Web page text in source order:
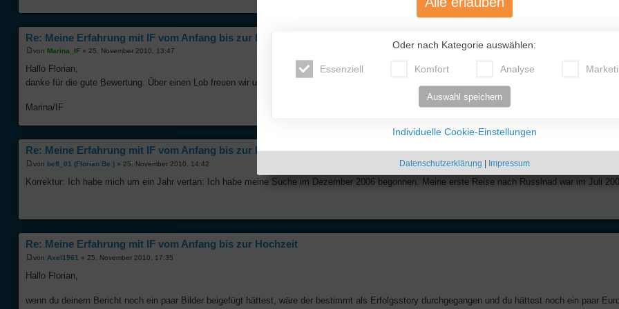
Re: Meine Erfahrung mit IF vom Anfang bis zur Hochzeit
von Marina_IF » 25. November 2010, 13:47
Hallo Florian,
danke für die gute Bewertung. Über einen Lob freuen wir uns immer
Marina/IF
Re: Meine Erfahrung mit IF vom Anfang bis zur Hochzeit
von befl_01 (Florian Be.) » 25. November 2010, 14:42
Korrektur: Ich habe mich um ein Jahr vertan: Ich habe meine Suche im Dezember 2006 begonnen. Meine erste Reise nach Russlnad war im Juli
Re: Meine Erfahrung mit IF vom Anfang bis zur Hochzeit
von Axel1961 » 25. November 2010, 17:35
Hallo Florian,
wenn du deinem Bericht noch ein paar Bilder beigefügt hättest, wäre der bestimmt als Erfolgsstory durchgegangen und du hättest noch ein paar
Oder nach Kategorie auswählen:
Essenziell Komfort Analyse
Auswahl speichern
Individuelle Cookie-Einstellungen
Datenschutzerklärung | Impressum